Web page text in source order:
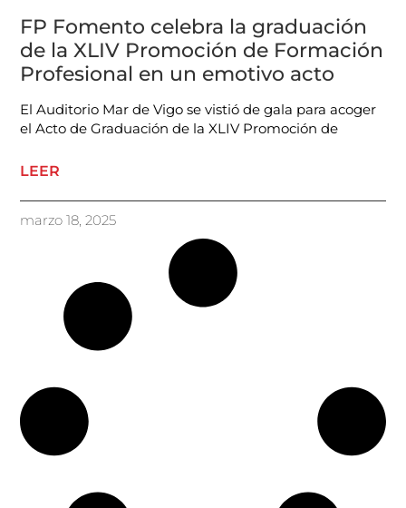
FP Fomento celebra la graduación
de la XLIV Promoción de Formación
Profesional en un emotivo acto
El Auditorio Mar de Vigo se vistió de gala para acoger
el Acto de Graduación de la XLIV Promoción de
LEER
marzo 18, 2025